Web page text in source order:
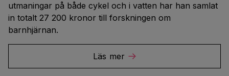
utmaningar på både cykel och i vatten har han samlat
in totalt 27 200 kronor till forskningen om
barnhjärnan.
Läs mer